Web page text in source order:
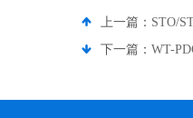
上一篇： STO/
下一篇： WT-